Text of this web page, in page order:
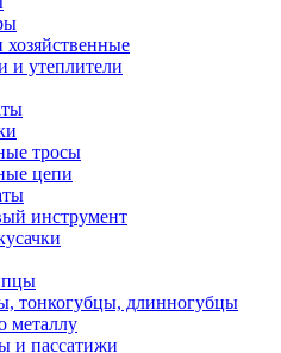
и утеплители
тросы
цепи
инструмент
тонкогубцы, длинногубцы
и пассатижи